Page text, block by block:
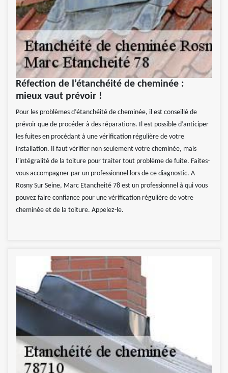
Réfection de l’étanchéité de cheminée :
mieux vaut prévoir !
Pour les problèmes d’étanchéité de cheminée, il est conseillé de
prévoir que de procéder à des réparations. Il est possible d’anticiper
les fuites en procédant à une vérification régulière de votre
installation. Il faut vérifier non seulement votre cheminée, mais
l’intégralité de la toiture pour traiter tout problème de fuite. Faites-
vous accompagner par un professionnel lors de ce diagnostic. A
Rosny Sur Seine, Marc Etancheité 78 est un professionnel à qui vous
pouvez faire confiance pour une vérification régulière de votre
cheminée et de la toiture. Appelez-le.